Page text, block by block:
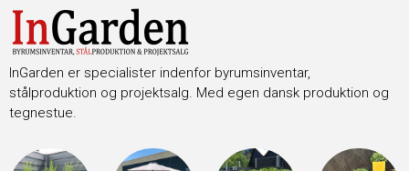
InGarden er specialister indenfor byrumsinventar,
stålproduktion og projektsalg. Med egen dansk produktion og
tegnestue.